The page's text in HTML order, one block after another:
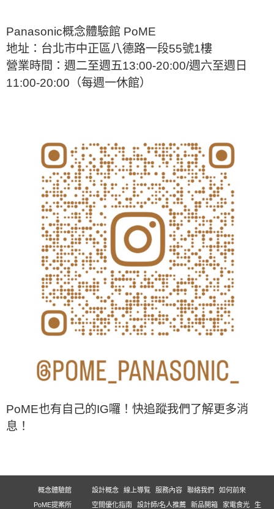
Panasonic概念體驗館 PoME
地址：台北市中正區八德路一段55號1樓
營業時間：週二至週五13:00-20:00/週六至週日
11:00-20:00（每週一休館）
PoME也有自己的IG囉！快追蹤我們了解更多消
息！
概念體驗館 設計概念 線上導覧 服務內容 聯絡我們
如何前來
PoME提案所
空間優化指南 設計師/名人推薦 新品開箱 家電食光 生